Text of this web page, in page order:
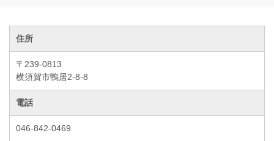
住所
〒239-0813
横須賀市鴨居2-8-8
電話
046-842-0469